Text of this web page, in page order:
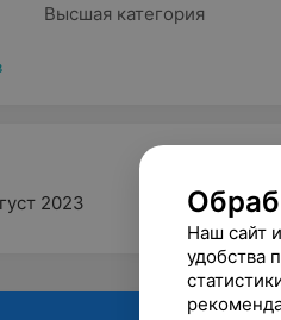
Высшая категория
2023
Наш сайт
удобства